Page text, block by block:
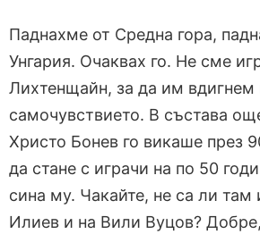
Паднахме от Средна гора,
Унгария. Очаквах го. Не сме
Лихтенщайн, за да им вдигнем
самочувствието. В състава
Христо Бонев го викаше през
да стане с играчи на по 50
сина му. Чакайте, не са ли там
Илиев и на Вили Вуцов?